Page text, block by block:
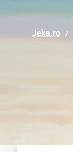
Jeka.ro